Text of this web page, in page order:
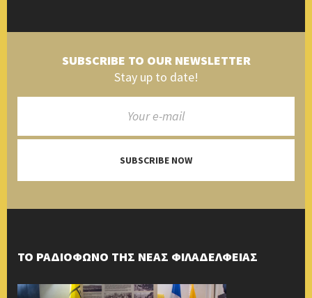
SUBSCRIBE TO OUR NEWSLETTER
Stay up to date!
SUBSCRIBE NOW
ΤΟ ΡΑΔΙΟΦΩΝΟ ΤΗΣ ΝΕΑΣ ΦΙΛΑΔΕΛΦΕΙΑΣ